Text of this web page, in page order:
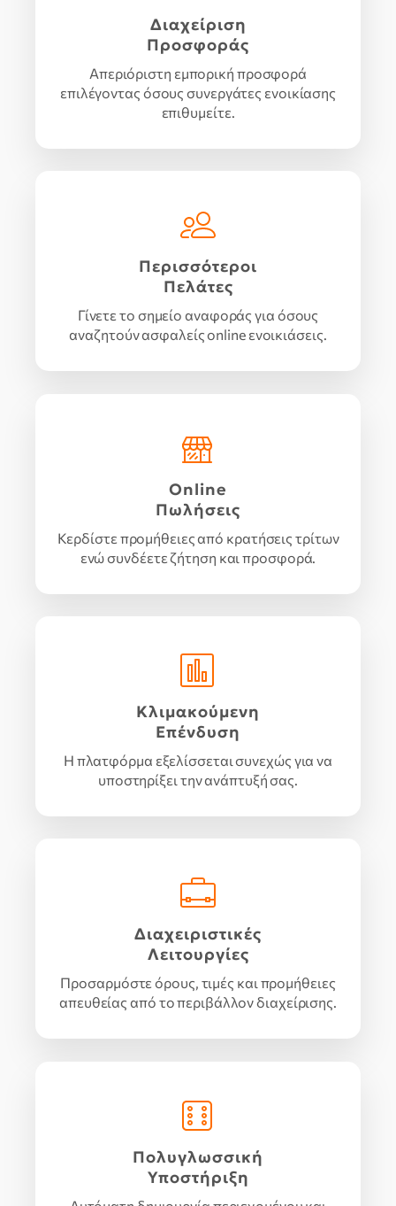
Διαχείριση
Προσφοράς
Απεριόριστη εμπορική προσφορά
επιλέγοντας όσους συνεργάτες ενοικίασης
επιθυμείτε.
Περισσότεροι
Πελάτες
Γίνετε το σημείο αναφοράς για όσους
αναζητούν ασφαλείς online ενοικιάσεις.
Online
Πωλήσεις
Κερδίστε προμήθειες από κρατήσεις τρίτων
ενώ συνδέετε ζήτηση και προσφορά.
Κλιμακούμενη
Επένδυση
Η πλατφόρμα εξελίσσεται συνεχώς για να
υποστηρίξει την ανάπτυξή σας.
Διαχειριστικές
Λειτουργίες
Προσαρμόστε όρους, τιμές και προμήθειες
απευθείας από το περιβάλλον διαχείρισης.
Πολυγλωσσική
Υποστήριξη